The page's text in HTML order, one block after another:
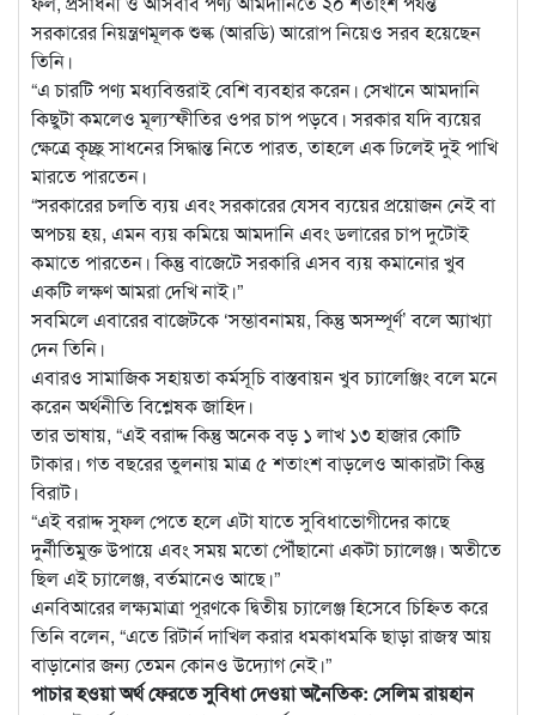
সরকারের নিয়ন্ত্রণমূলক শুল্ক (আরডি) আরোপ নিয়েও সরব হয়েছেন
তিনি।
“এ চারটি পণ্য মধ্যবিত্তরাই বেশি ব্যবহার করেন। সেখানে আমদানি
কিছুটা কমলেও মূল্যস্ফীতির ওপর চাপ পড়বে। সরকার যদি ব্যয়ের
ক্ষেত্রে কৃচ্ছ্র সাধনের সিদ্ধান্ত নিতে পারত, তাহলে এক ঢিলেই দুই পাখি
মারতে পারতেন।
“সরকারের চলতি ব্যয় এবং সরকারের যেসব ব্যয়ের প্রয়োজন নেই বা
অপচয় হয়, এমন ব্যয় কমিয়ে আমদানি এবং ডলারের চাপ দুটোই
কমাতে পারতেন। কিন্তু বাজেটে সরকারি এসব ব্যয় কমানোর খুব
একটি লক্ষণ আমরা দেখি নাই।”
সবমিলে এবারের বাজেটকে ‘সম্ভাবনাময়, কিন্তু অসম্পূর্ণ’ বলে অ্যাখ্যা
দেন তিনি।
এবারও সামাজিক সহায়তা কর্মসূচি বাস্তবায়ন খুব চ্যালেঞ্জিং বলে মনে
করেন অর্থনীতি বিশ্লেষক জাহিদ।
তার ভাষায়, “এই বরাদ্দ কিন্তু অনেক বড় ১ লাখ ১৩ হাজার কোটি
টাকার। গত বছরের তুলনায় মাত্র ৫ শতাংশ বাড়লেও আকারটা কিন্তু
বিরাট।
“এই বরাদ্দ সুফল পেতে হলে এটা যাতে সুবিধাভোগীদের কাছে
দুর্নীতিমুক্ত উপায়ে এবং সময় মতো পৌঁছানো একটা চ্যালেঞ্জ। অতীতে
ছিল এই চ্যালেঞ্জ, বর্তমানেও আছে।”
এনবিআরের লক্ষ্যমাত্রা পূরণকে দ্বিতীয় চ্যালেঞ্জ হিসেবে চিহ্নিত করে
তিনি বলেন, “এতে রিটার্ন দাখিল করার ধমকাধমকি ছাড়া রাজস্ব আয়
বাড়ানোর জন্য তেমন কোনও উদ্যোগ নেই।”
পাচার হওয়া অর্থ ফেরতে সুবিধা দেওয়া অনৈতিক: সেলিম রায়হান